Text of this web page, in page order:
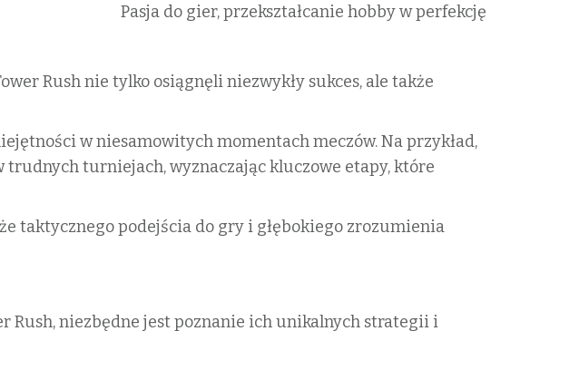
Pasja do gier, przekształcanie hobby w perfekcję
Rush nie tylko osiągnęli niezwykły sukces, ale także
w niesamowitych momentach meczów. Na przykład,
turniejach, wyznaczając kluczowe etapy, które
taktycznego podejścia do gry i głębokiego zrozumienia
Rush, niezbędne jest poznanie ich unikalnych strategii i